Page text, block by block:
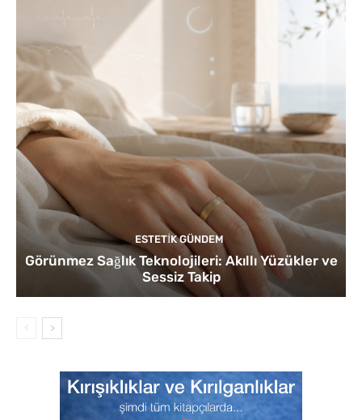
ESTETIK GÜNDEM
Görünmez Sağlık Teknolojileri: Akıllı Yüzükler ve
Sessiz Takip